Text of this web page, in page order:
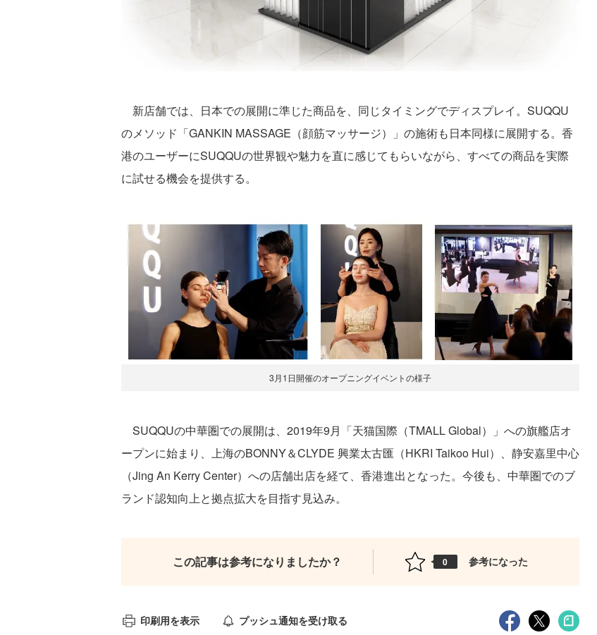
新店舗では、日本での展開に準じた商品を、同じタイミングでディスプレイ。SUQQU
のメソッド「GANKIN MASSAGE（顔筋マッサージ）」の施術も日本同様に展開する。香
港のユーザーにSUQQUの世界観や魅力を直に感じてもらいながら、すべての商品を実際
に試せる機会を提供する。
3月1日開催のオープニングイベントの様子
SUQQUの中華圏での展開は、2019年9月「天猫国際（TMALL Global）」への旗艦店オ
ープンに始まり、上海のBONNY＆CLYDE 興業太古匯（HKRI Taikoo Hui）、静安嘉里中心
（Jing An Kerry Center）への店舗出店を経て、香港進出となった。今後も、中華圏でのブ
ランド認知向上と拠点拡大を目指す見込み。
この記事は参考になりましたか？ 0 参考になった
印刷用を表示 プッシュ通知を受け取る